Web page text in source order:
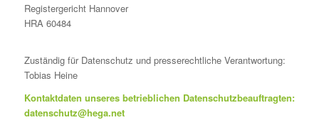
Registergericht Hannover
HRA 60484
Zuständig für Datenschutz und presserechtliche Verantwortung:
Tobias Heine
Kontaktdaten unseres betrieblichen Datenschutzbeauftragten:
datenschutz@hega.net